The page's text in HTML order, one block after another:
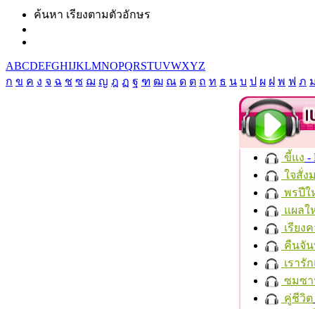
ค้นหา เรียงตามตัวอักษร
ABCDEFGHIJKLMNOPQRSTUVWXYZ
ก ข ค ง จ ฉ ช ซ ฌ ญ ฎ ฏ ฐ ฑ ฒ ณ ด ต ถ ท ธ น บ ป ผ ฝ พ ฟ ภ
ขี้แง -
ใจสั่ง
พรปีใ
แผลใ
เรียง
คืนจั
เรารั
ซมซ
คู่ชีวิต